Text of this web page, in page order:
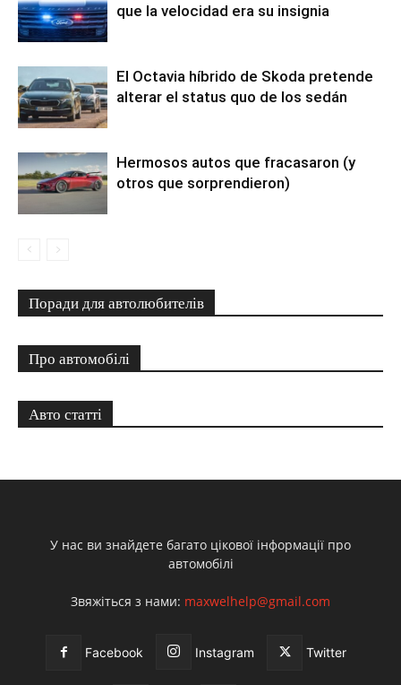
que la velocidad era su insignia
El Octavia híbrido de Skoda pretende
alterar el status quo de los sedán
Hermosos autos que fracasaron (y
otros que sorprendieron)
Поради для автолюбителів
Про автомобілі
Авто статті
У нас ви знайдете багато цікової інформації про
автомобілі
Звяжіться з нами: maxwelhelp@gmail.com
Facebook Instagram Twitter